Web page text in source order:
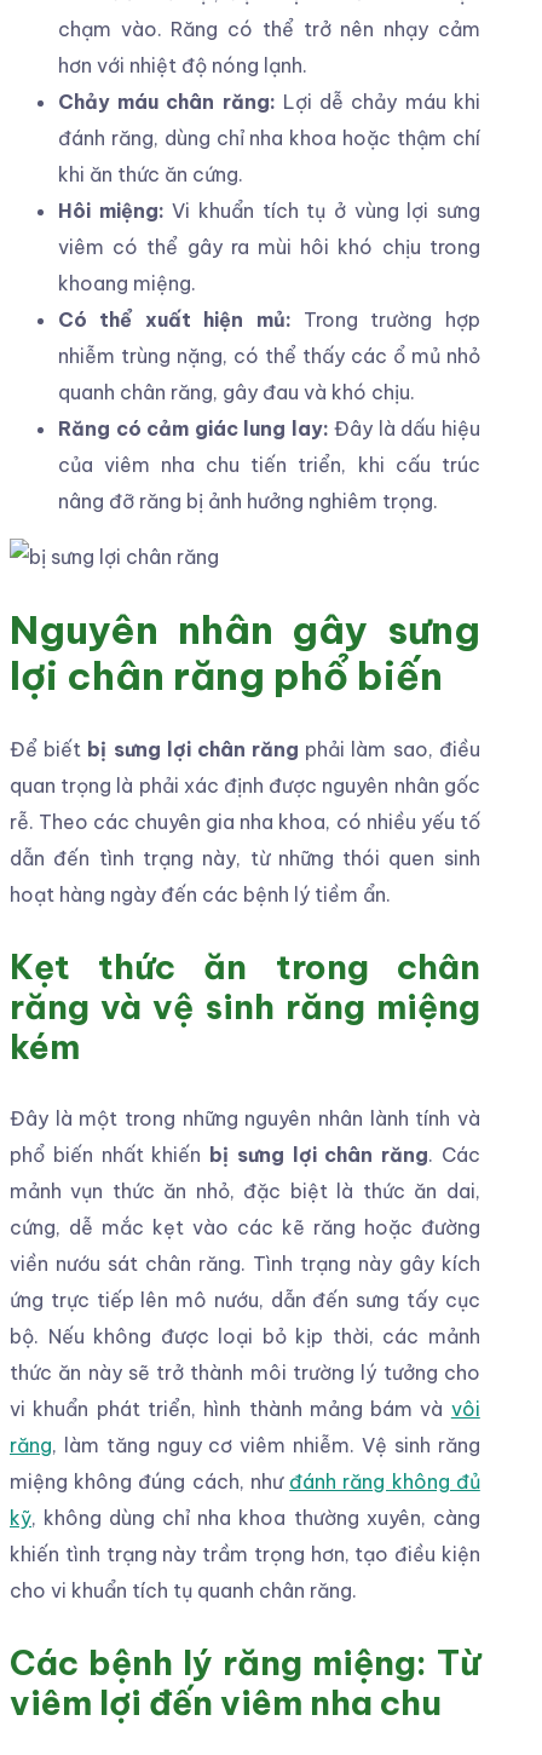
chạm vào. Răng có thể trở nên nhạy cảm
hơn với nhiệt độ nóng lạnh.
Chảy máu chân răng: Lợi dễ chảy máu khi
đánh răng, dùng chỉ nha khoa hoặc thậm chí
khi ăn thức ăn cứng.
Hôi miệng: Vi khuẩn tích tụ ở vùng lợi sưng
viêm có thể gây ra mùi hôi khó chịu trong
khoang miệng.
Có thể xuất hiện mủ: Trong trường hợp
nhiễm trùng nặng, có thể thấy các ổ mủ nhỏ
quanh chân răng, gây đau và khó chịu.
Răng có cảm giác lung lay: Đây là dấu hiệu
của viêm nha chu tiến triển, khi cấu trúc
nâng đỡ răng bị ảnh hưởng nghiêm trọng.
Nguyên nhân gây sưng
lợi chân răng phổ biến
Để biết bị sưng lợi chân răng phải làm sao, điều
quan trọng là phải xác định được nguyên nhân gốc
rễ. Theo các chuyên gia nha khoa, có nhiều yếu tố
dẫn đến tình trạng này, từ những thói quen sinh
hoạt hàng ngày đến các bệnh lý tiềm ẩn.
Kẹt thức ăn trong chân
răng và vệ sinh răng miệng
kém
Đây là một trong những nguyên nhân lành tính và
phổ biến nhất khiến bị sưng lợi chân răng. Các
mảnh vụn thức ăn nhỏ, đặc biệt là thức ăn dai,
cứng, dễ mắc kẹt vào các kẽ răng hoặc đường
viền nướu sát chân răng. Tình trạng này gây kích
ứng trực tiếp lên mô nướu, dẫn đến sưng tấy cục
bộ. Nếu không được loại bỏ kịp thời, các mảnh
thức ăn này sẽ trở thành môi trường lý tưởng cho
vi khuẩn phát triển, hình thành mảng bám và vôi
răng, làm tăng nguy cơ viêm nhiễm. Vệ sinh răng
miệng không đúng cách, như đánh răng không đủ
kỹ, không dùng chỉ nha khoa thường xuyên, càng
khiến tình trạng này trầm trọng hơn, tạo điều kiện
cho vi khuẩn tích tụ quanh chân răng.
Các bệnh lý răng miệng: Từ
viêm lợi đến viêm nha chu